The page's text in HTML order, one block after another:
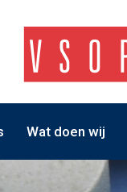
Wat doen wij